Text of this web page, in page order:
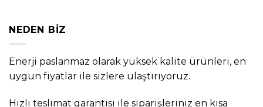
NEDEN BIZ
Enerji paslanmaz olarak yüksek kalite ürünleri, en
uygun fiyatlar ile sizlere ulaştırıyoruz.
Hızlı teslimat garantisi ile siparişleriniz en kısa